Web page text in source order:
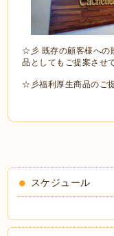
☆彡 既存の顧客様への
品としてもご提案させ
☆彡福利厚生商品のご
スケジュール